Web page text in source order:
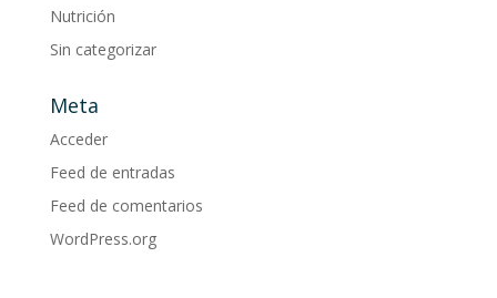
Nutrición
Sin categorizar
Meta
Acceder
Feed de entradas
Feed de comentarios
WordPress.org